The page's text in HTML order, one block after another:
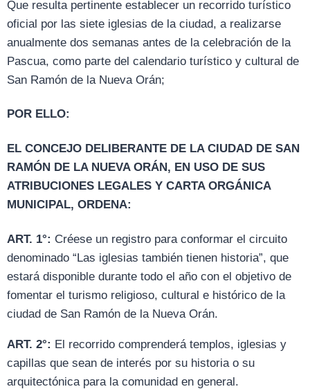
Que resulta pertinente establecer un recorrido turístico
oficial por las siete iglesias de la ciudad, a realizarse
anualmente dos semanas antes de la celebración de la
Pascua, como parte del calendario turístico y cultural de
San Ramón de la Nueva Orán;
POR ELLO:
EL CONCEJO DELIBERANTE DE LA CIUDAD DE SAN
RAMÓN DE LA NUEVA ORÁN, EN USO DE SUS
ATRIBUCIONES LEGALES Y CARTA ORGÁNICA
MUNICIPAL, ORDENA:
ART. 1°: Créese un registro para conformar el circuito
denominado “Las iglesias también tienen historia”, que
estará disponible durante todo el año con el objetivo de
fomentar el turismo religioso, cultural e histórico de la
ciudad de San Ramón de la Nueva Orán.
ART. 2°: El recorrido comprenderá templos, iglesias y
capillas que sean de interés por su historia o su
arquitectónica para la comunidad en general.